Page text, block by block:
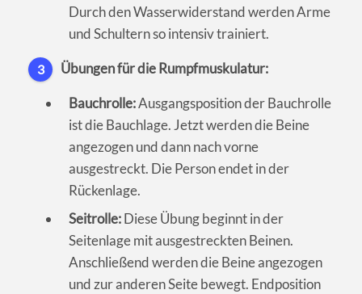
Durch den Wasserwiderstand werden Arme
und Schultern so intensiv trainiert.
3 Übungen für die Rumpfmuskulatur:
Bauchrolle:Ausgangsposition der Bauchrolle
ist die Bauchlage. Jetzt werden die Beine
angezogen und dann nach vorne
ausgestreckt. Die Person endet in der
Rückenlage.
Seitrolle:Diese Übung beginnt in der
Seitenlage mit ausgestreckten Beinen.
Anschließend werden die Beine angezogen
und zur anderen Seite bewegt. Endposition